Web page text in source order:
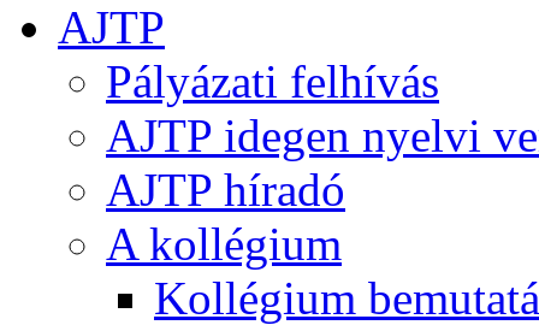
AJTP
Pályázati felhívás
AJTP idegen nyelvi
AJTP híradó
A kollégium
Kollégium